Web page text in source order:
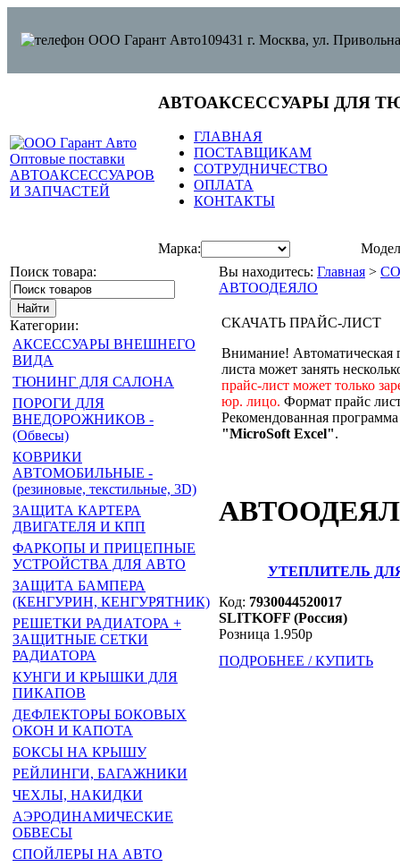
109431 г. Москва, ул.
АВТОАКСЕССУАРЫ ДЛЯ
ГЛАВНАЯ
ПОСТАВЩИКАМ
СОТРУДНИЧЕСТВО
ОПЛАТА
КОНТАКТЫ
Марка:
Поиск товара:
Категории:
АКСЕССУАРЫ ВНЕШНЕГО
ВИДА
ТЮНИНГ ДЛЯ САЛОНА
ПОРОГИ ДЛЯ
ВНЕДОРОЖНИКОВ -
(Обвесы)
КОВРИКИ
АВТОМОБИЛЬНЫЕ -
(резиновые, текстильные, 3D)
ЗАЩИТА КАРТЕРА
ДВИГАТЕЛЯ И КПП
ФАРКОПЫ И ПРИЦЕПНЫЕ
УСТРОЙСТВА ДЛЯ АВТО
ЗАЩИТА БАМПЕРА
(КЕНГУРИН, КЕНГУРЯТНИК)
РЕШЕТКИ РАДИАТОРА +
ЗАЩИТНЫЕ СЕТКИ
РАДИАТОРА
КУНГИ И КРЫШКИ ДЛЯ
ПИКАПОВ
ДЕФЛЕКТОРЫ БОКОВЫХ
ОКОН И КАПОТА
БОКСЫ НА КРЫШУ
РЕЙЛИНГИ, БАГАЖНИКИ
ЧЕХЛЫ, НАКИДКИ
АЭРОДИНАМИЧЕСКИЕ
ОБВЕСЫ
СПОЙЛЕРЫ НА АВТО
Вы находитесь: Главная >
АВТООДЕЯЛО
СКАЧАТЬ ПРАЙС-ЛИСТ
Внимание! Автоматическая
листа может занять
прайс-лист может только
юр. лицо. Формат прайс
Рекомендованная
"MicroSoft Excel".
УТЕПЛИТЕЛЬ
Код: 7930044520017
SLITKOFF (Россия)
Розница 1.950р
ПОДРОБНЕЕ / КУПИТЬ